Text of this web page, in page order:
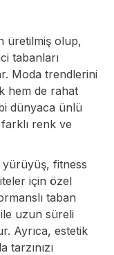
üretilmiş olup,
tabanları
Moda trendlerini
hem de rahat
dünyaca ünlü
renk ve
yürüyüş, fitness
için özel
taban
uzun süreli
Ayrıca, estetik
tarzınızı